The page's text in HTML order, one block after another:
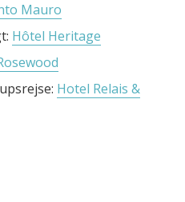
Mauro
Hôtel Heritage
Hotel Relais &